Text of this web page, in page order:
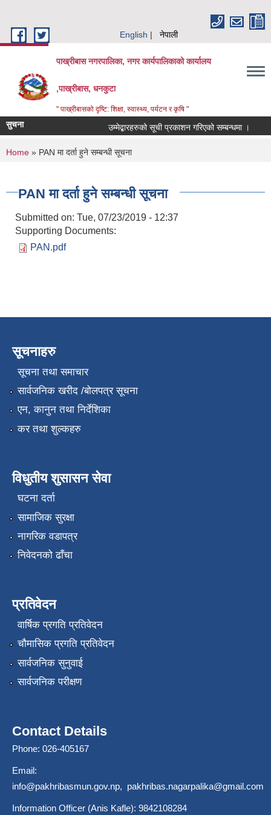
English नेपाली
पाख्रीबास नगरपालिका, नगर कार्यपालिकाको कार्यालय
,पाख्रीबास, धनकुटा
" पाख्रीबासको दृष्टि: शिक्षा, स्वास्थ्य, पर्यटन र कृषि "
सुचना उम्मेद्बारहरुको सूची प्रकाशन गरिएको सम्बन्धमा ।
You are here
Home » PAN मा दर्ता हुने सम्बन्धी सूचना
PAN मा दर्ता हुने सम्बन्धी सूचना
Submitted on: Tue, 07/23/2019 - 12:37
Supporting Documents:
PAN.pdf
सूचनाहरु
सूचना तथा समाचार
सार्वजनिक खरीद /बोलपत्र सूचना
एन, कानुन तथा निर्देशिका
कर तथा शुल्कहरु
विधुतीय शुसासन सेवा
घटना दर्ता
सामाजिक सुरक्षा
नागरिक वडापत्र
निवेदनको ढाँचा
प्रतिवेदन
वार्षिक प्रगति प्रतिवेदन
चौमासिक प्रगति प्रतिवेदन
सार्वजनिक सुनुवाई
सार्वजनिक परीक्षण
Contact Details
Phone: 026-405167
Email:
info@pakhribasmun.gov.np, pakhribas.nagarpalika@gmail.com
Information Officer (Anis Kafle): 9842108284